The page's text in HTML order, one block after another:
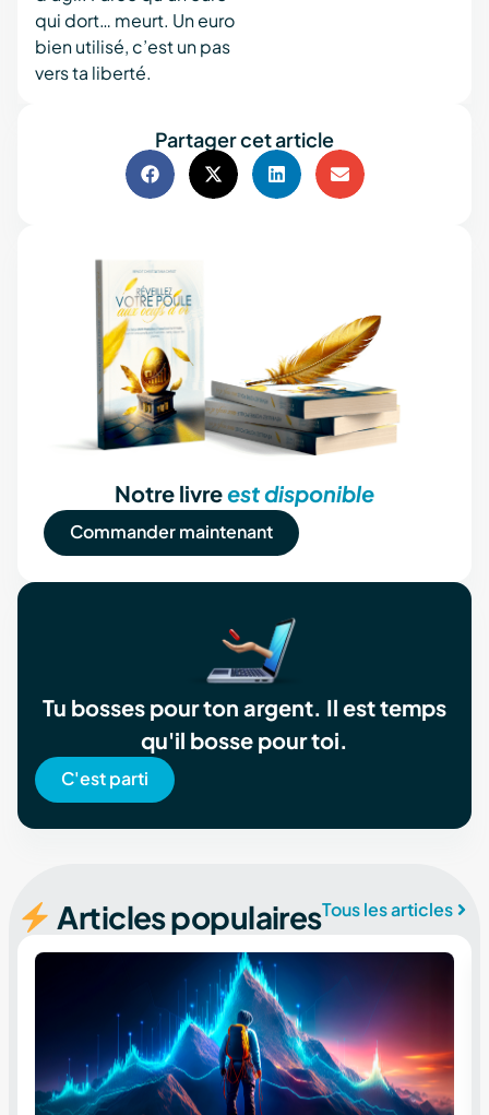
qui dort… meurt. Un euro
bien utilisé, c’est un pas
vers ta liberté.
Partager cet article
Notre livreest disponible
Commander maintenant
Tu bosses pour ton argent. Il est temps
qu'il bosse pour toi.
C'est parti
Articles populairesTous les articles